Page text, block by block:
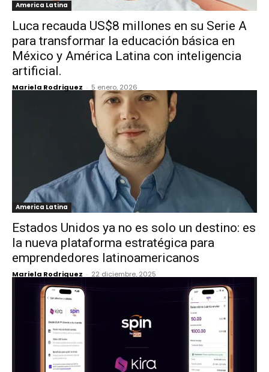
America Latina
Luca recauda US$8 millones en su Serie A
para transformar la educación básica en
México y América Latina con inteligencia
artificial.
Mariela Rodriguez - 5 enero, 2026
America Latina
Estados Unidos ya no es solo un destino: es
la nueva plataforma estratégica para
emprendedores latinoamericanos
Mariela Rodriguez - 22 diciembre, 2025